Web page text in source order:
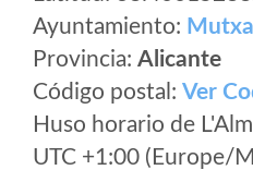
Ayuntamiento:
Provincia: Alicante
Código postal: Ver
Huso horario de
UTC +1:00 (Europe/